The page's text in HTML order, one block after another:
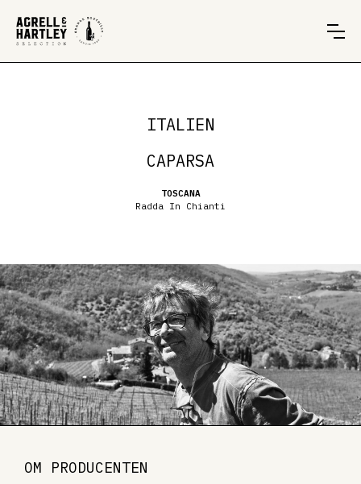
ITALIEN
CAPARSA
TOSCANA
Radda In Chianti
OM PRODUCENTEN